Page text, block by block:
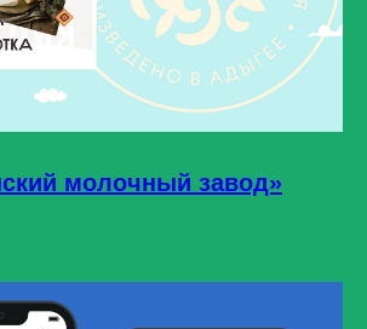
молочный завод»